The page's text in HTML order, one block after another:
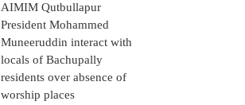
AIMIM Qutbullapur
President Mohammed
Muneeruddin interact with
locals of Bachupally
residents over absence of
worship places